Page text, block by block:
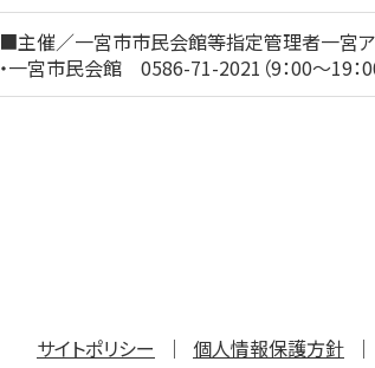
■主催／一宮市市民会館等指定管理者一宮ア
・一宮市民会館 0586-71-2021（9：00～19：
サイトポリシー 個人情報保護方針